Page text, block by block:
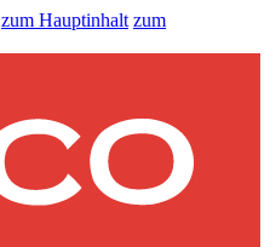
zum Hauptinhalt zum